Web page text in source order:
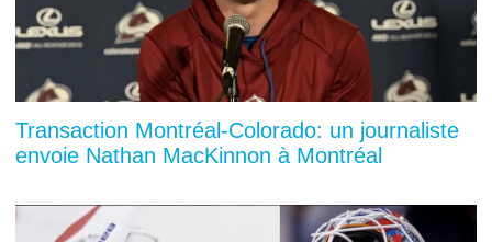
Transaction Montréal-Colorado: un journaliste
envoie Nathan MacKinnon à Montréal